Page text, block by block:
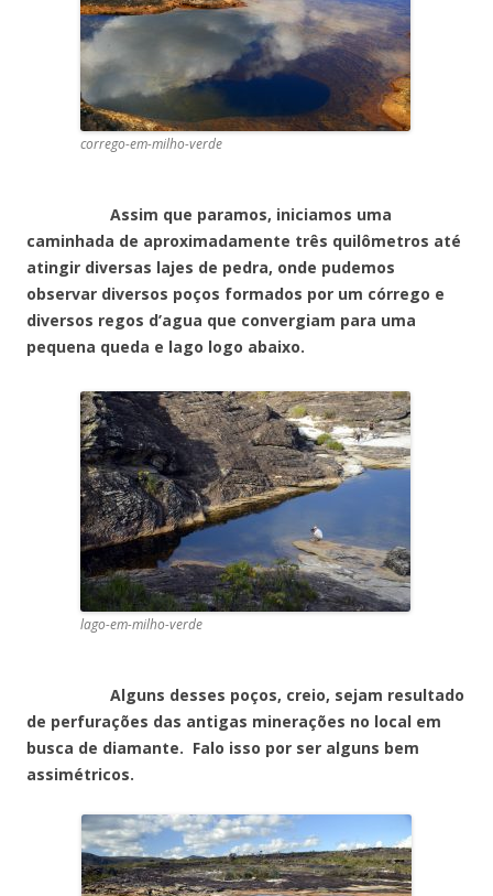
corrego-em-milho-verde
Assim que paramos, iniciamos uma
caminhada de aproximadamente três quilômetros até
atingir diversas lajes de pedra, onde pudemos
observar diversos poços formados por um córrego e
diversos regos d’agua que convergiam para uma
pequena queda e lago logo abaixo.
lago-em-milho-verde
Alguns desses poços, creio, sejam resultado
de perfurações das antigas minerações no local em
busca de diamante. Falo isso por ser alguns bem
assimétricos.